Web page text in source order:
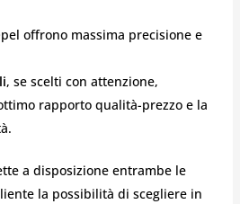
offrono massima precisione e
, se scelti con attenzione,
rapporto qualità-prezzo e la
a disposizione entrambe le
la possibilità di scegliere in